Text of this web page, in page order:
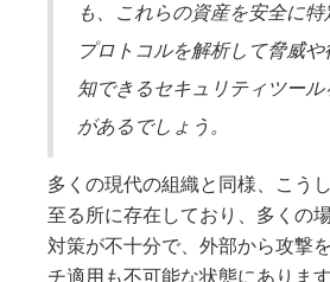
も、これらの資産を安全に
プロトコルを解析して脅威
知できるセキュリティツー
があるでしょう。
多くの現代の組織と同様、こう
至る所に存在しており、多くの
対策が不十分で、外部から攻撃
チ適用も不可能な状態にありま